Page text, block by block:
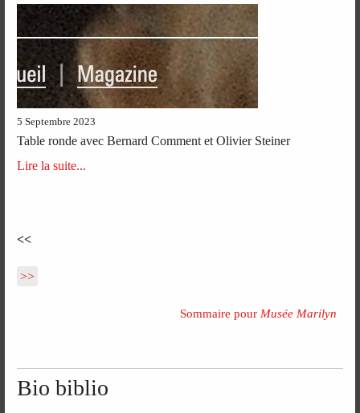
5 Septembre 2023
Table ronde avec Bernard Comment et Olivier Steiner
Lire la suite...
<<
>>
Sommaire pour Musée Marilyn
Bio biblio